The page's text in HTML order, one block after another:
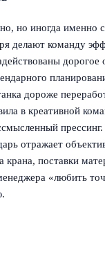
но иногда именно
делают команду
дорогое
дороже
в креативной
отражает
крана, поставки
«любить